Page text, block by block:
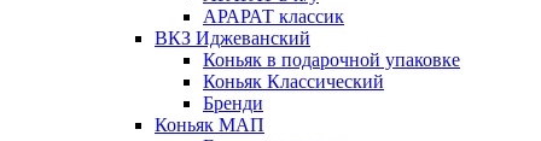
АРАРАТ классик
ВКЗ Иджеванский
Коньяк в подарочной упаковке
Коньяк Классический
Бренди
Коньяк МАП